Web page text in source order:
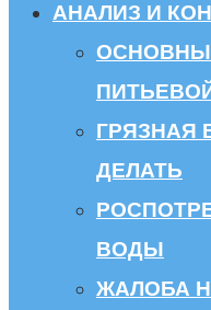
АНАЛИЗ И
ГРЯЗНАЯ
ДЕЛАТЬ
ВОДЫ
ЖАЛОБА